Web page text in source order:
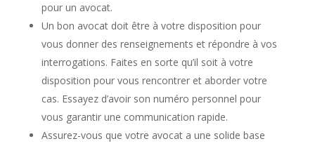
pour un avocat.
Un bon avocat doit être à votre disposition pour
vous donner des renseignements et répondre à vos
interrogations. Faites en sorte qu’il soit à votre
disposition pour vous rencontrer et aborder votre
cas. Essayez d’avoir son numéro personnel pour
vous garantir une communication rapide.
Assurez-vous que votre avocat a une solide base